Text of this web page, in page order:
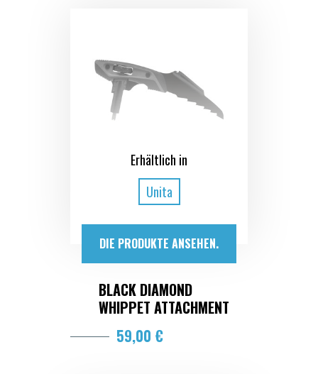
Erhältlich in
Unita
DIE PRODUKTE ANSEHEN.
BLACK DIAMOND
WHIPPET ATTACHMENT
59,00 €